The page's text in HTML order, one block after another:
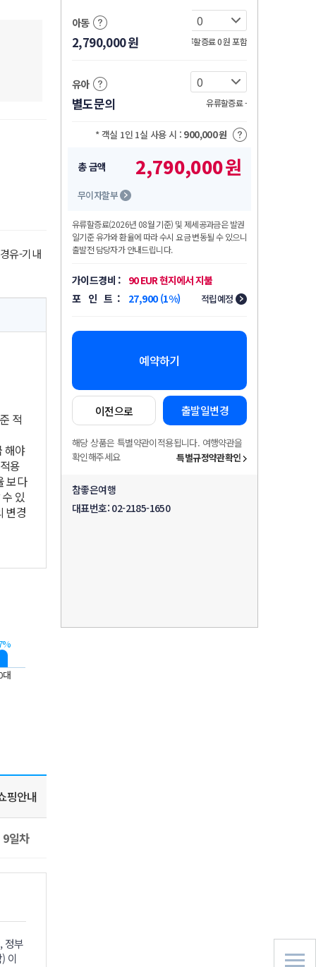
유-기내
적
해야
용
보다
있
변경
대
핑안내
9일차
정부
이
아동
2,790,000원 유류할증료 0원포함
유아
별도문의 유류할증료 -
* 객실 1인 1실 사용 시 : 900,000원
총 금액 2,790,000원
무이자할부
유류할증료(2026년 08월 기준) 및 제세공과금은 발권
일기준 유가와 환율에 따라 수시 요금 변동될 수 있으니
출발전 담당자가 안내드립니다.
가이드경비 : 90 EUR 현지에서 지불
포 인 트 :
27,900 (1%) 적립예정
예약하기
이전으로 출발일변경
해당 상품은 특별약관이적용됩니다. 여행약관을
확인해주세요
특별규정약관확인
참좋은여행
대표번호:02-2185-1650